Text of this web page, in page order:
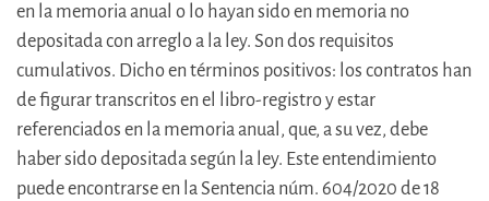
en la memoria anual o lo hayan sido en memoria no
depositada con arreglo a la ley. Son dos requisitos
cumulativos. Dicho en términos positivos: los contratos han
de figurar transcritos en el libro-registro y estar
referenciados en la memoria anual, que, a su vez, debe
haber sido depositada según la ley. Este entendimiento
puede encontrarse en la Sentencia núm. 604/2020 de 18